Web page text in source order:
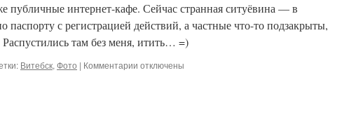
публичные интернет-кафе. Сейчас странная ситуёвина — в
паспорту с регистрацией действий, а частные что-то подзакрыты,
там без меня, итить… =)
Витебск, Фото | Комментарии котключены